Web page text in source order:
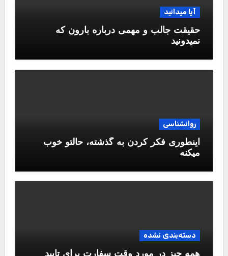
آیا میدانید
حقیقت جالب و مهمی درباره بارون که
نمیدونید
روانشناسی
اینطوری فکر کردن به گذشته، حالتو خوب
میکنه
دسته‌بندی نشده